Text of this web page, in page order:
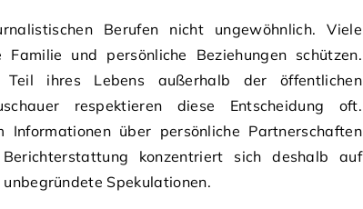
Berufen nicht ungewöhnlich. Viele
Familie und persönliche Beziehungen schützen.
ihres Lebens außerhalb der öffentlichen
respektieren diese Entscheidung oft.
über persönliche Partnerschaften
konzentriert sich deshalb auf
Spekulationen.